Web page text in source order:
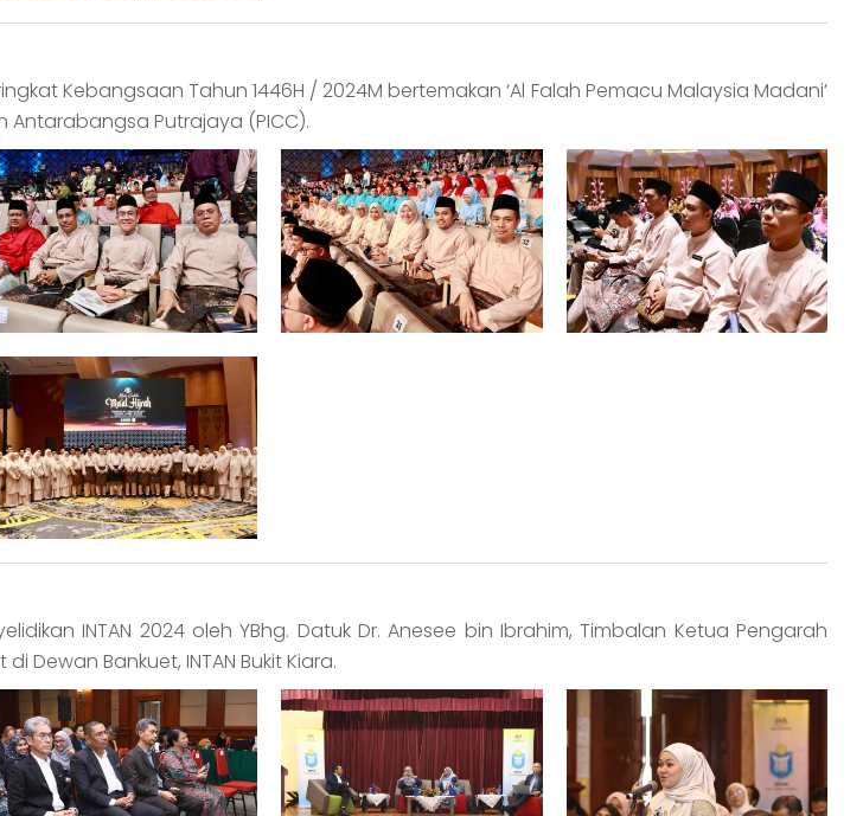
Kebangsaan Tahun 1446H / 2024M bertemakan ‘Al Falah Pemacu Malaysia Madani’
Putrajaya (PICC).
INTAN 2024 oleh YBhg. Datuk Dr. Anesee bin Ibrahim, Timbalan Ketua Pengarah
Dewan Bankuet, INTAN Bukit Kiara.